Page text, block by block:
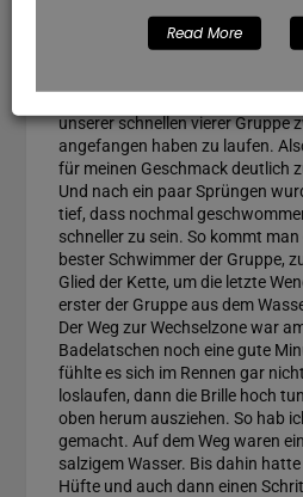
Von Vier auf Eins
Auf den letzten Metern aber
unserer schnellen vierer Gruppe
angefangen haben zu laufen.
für meinen Geschmack deutlich
Und nach ein paar Sprüngen
tief, dass nochmal
schneller zu sein. So kommt
bester Schwimmer der Gruppe,
Glied der Kette, um die letzte
erster der Gruppe aus dem
Der Weg zur Wechselzone war
Badelatschen noch eine gute
fühlte es sich im Rennen gar
loslaufen, dann die Brille hoch
oben herum ausziehen. So hab
gemacht. Auf dem Weg waren
salzigem Wasser. Bis dahin
Hüfte und auch dann einen
Read More